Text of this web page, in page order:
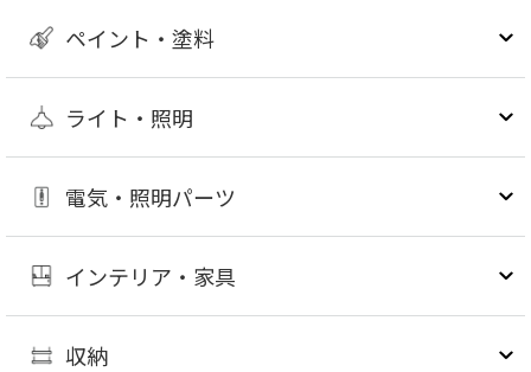
ペイント・塗料
ライト・照明
電気・照明パーツ
インテリア・家具
収納